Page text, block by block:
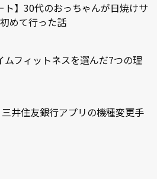
ト】30代のおっちゃんが日焼けサ
めて行った話
ムフィットネスを選んだ7つの理
三井住友銀行アプリの機種変更手